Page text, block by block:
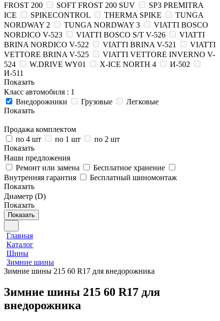
FROST 200
SOFT FROST 200 SUV
SP3 PREMITRA
ICE
SPIKECONTROL THERMA SPIKE
TUNGA
NORDWAY 2
TUNGA NORDWAY 3
VIATTI BOSCO
NORDICO V-523
VIATTI BOSCO S/T V-526
VIATTI
BRINA NORDICO V-522
VIATTI BRINA V-521
VIATTI
VETTORE BRINA V-525
VIATTI VETTORE INVERNO V-
524
W.DRIVE WY01 X-ICE NORTH 4
И-502
И-511
Показать
Класс автомобиля : 1
Внедорожники
Грузовые
Легковые
Показать
Продажа комплектом
по 4 шт
по 1 шт
по 2 шт
Показать
Наши предложения
Ремонт или замена
Бесплатное хранение
Внутренняя гарантия
Бесплатный шиномонтаж
Показать
Диаметр (D)
Показать
Показать
Главная
Каталог
Шины
Зимние шины
Зимние шины 215 60 R17 для внедорожника
Зимние шины 215 60 R17 для
внедорожника